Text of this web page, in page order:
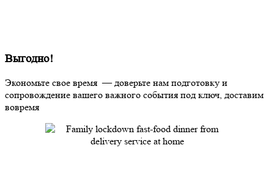
Выгодно!
Экономьте свое время — доверьте нам подготовку и
сопровождение вашего важного события под ключ, доставим
вовремя